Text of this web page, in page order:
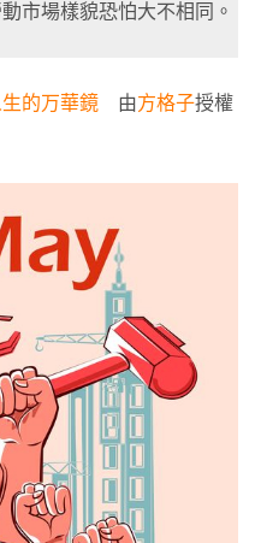
市場樣貌恐怕大不相同。
的万華鏡 由方格子授權